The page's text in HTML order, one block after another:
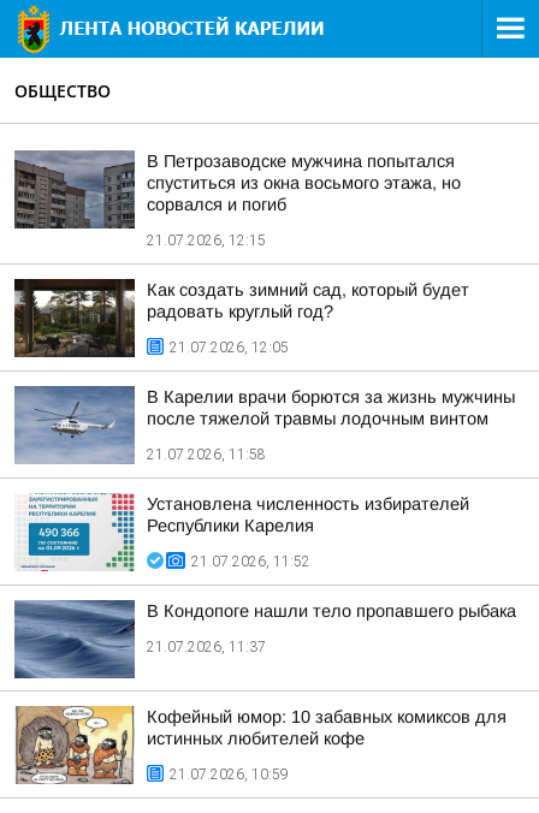
ОБЩЕСТВО
В Петрозаводске мужчина попытался
спуститься из окна восьмого этажа, но
сорвался и погиб
21.07.2026, 12:15
Как создать зимний сад, который будет
радовать круглый год?
21.07.2026, 12:05
В Карелии врачи борются за жизнь мужчины
после тяжелой травмы лодочным винтом
21.07.2026, 11:58
Установлена численность избирателей
Республики Карелия
21.07.2026, 11:52
В Кондопоге нашли тело пропавшего рыбака
21.07.2026, 11:37
Кофейный юмор: 10 забавных комиксов для
истинных любителей кофе
21.07.2026, 10:59